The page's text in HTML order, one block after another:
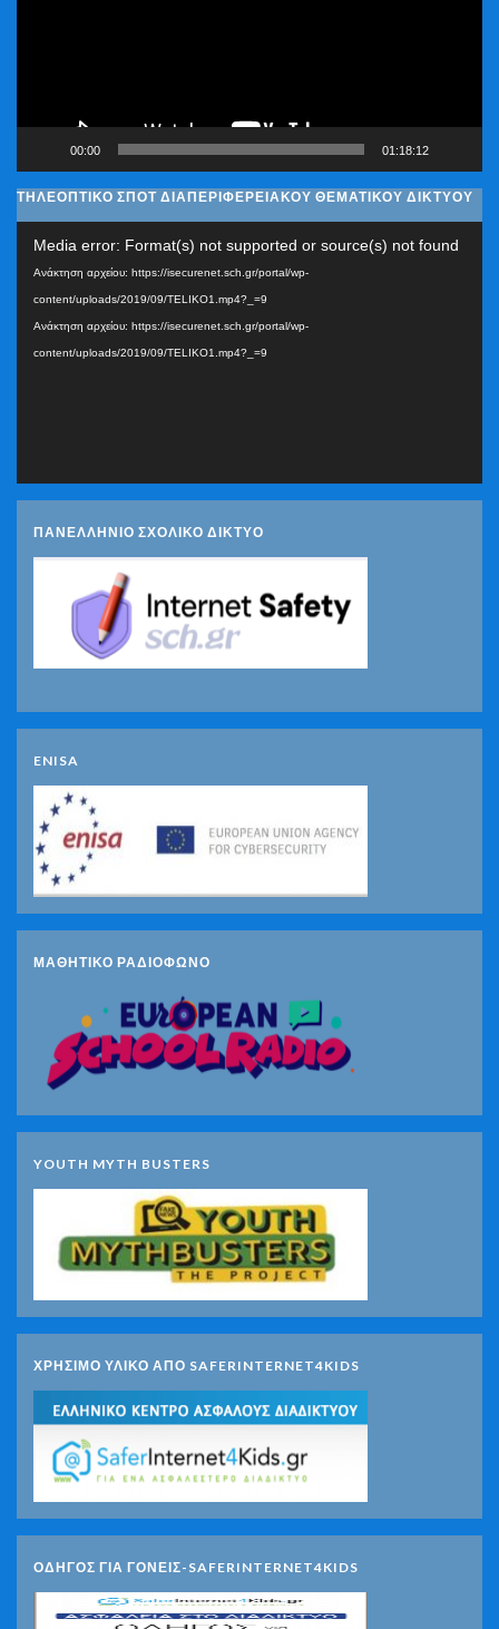
00:00 01:18:12
ΤΗΛΕΟΠΤΙΚΟ ΣΠΟΤ ΔΙΑΠΕΡΙΦΕΡΕΙΑΚΟΥ ΘΕΜΑΤΙΚΟΥ ΔΙΚΤΥΟΥ
Media error: Format(s) not supported or source(s) not found
Ανάκτηση αρχείου: https://isecurenet.sch.gr/portal/wp-
content/uploads/2019/09/TELIKO1.mp4?_=9
Ανάκτηση αρχείου: https://isecurenet.sch.gr/portal/wp-
content/uploads/2019/09/TELIKO1.mp4?_=9
ΠΑΝΕΛΛΗΝΙΟ ΣΧΟΛΙΚΟ ΔΙΚΤΥΟ
ENISA
ΜΑΘΗΤΙΚΟ ΡΑΔΙΟΦΩΝΟ
YOUTH MYTH BUSTERS
ΧΡΗΣΙΜΟ ΥΛΙΚΟ ΑΠΟ SAFERINTERNET4KIDS
ΟΔΗΓΟΣ ΓΙΑ ΓΟΝΕΙΣ-SAFERINTERNET4KIDS